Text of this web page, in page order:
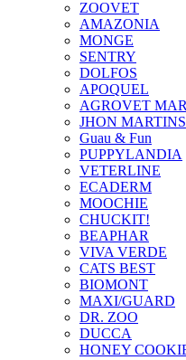
ZOOVET
AMAZONIA
MONGE
SENTRY
DOLFOS
APOQUEL
AGROVET
JHON MARTINS
Guau & Fun
PUPPYLANDIA
VETERLINE
ECADERM
MOOCHIE
CHUCKIT!
BEAPHAR
VIVA VERDE
CATS BEST
BIOMONT
MAXI/GUARD
DR. ZOO
DUCCA
HONEY